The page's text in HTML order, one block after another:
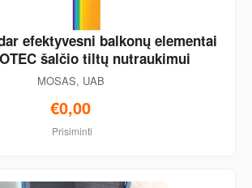
efektyvesni balkonų elementai
šalčio tiltų nutraukimui
MOSAS, UAB
€0,00
Prisiminti